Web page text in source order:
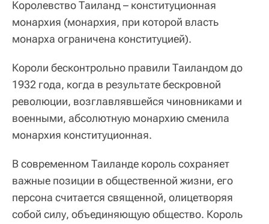
Королевство Таиланд – конституционная
монархия (монархия, при которой власть
монарха ограничена конституцией).
Короли бесконтрольно правили Таиландом до
1932 года, когда в результате бескровной
революции, возглавлявшейся чиновниками и
военными, абсолютную монархию сменила
монархия конституционная.
В современном Таиланде король сохраняет
важные позиции в общественной жизни, его
персона считается священной, олицетворяя
собой силу, объединяющую общество. Король